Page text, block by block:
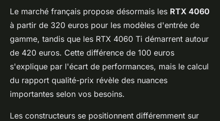
Le marché français propose désormais les RTX 4060
à partir de 320 euros pour les modèles d'entrée de
gamme, tandis que les RTX 4060 Ti démarrent autour
de 420 euros. Cette différence de 100 euros
s'explique par l'écart de performances, mais le calcul
du rapport qualité-prix révèle des nuances
importantes selon vos besoins.
Les constructeurs se positionnent différemment sur